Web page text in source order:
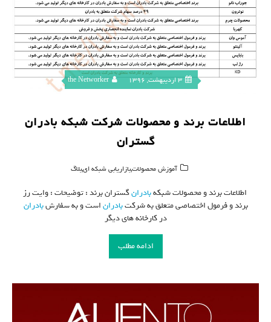
3 اردیبهشت, 1396 the Networker
اطلاعات برند و محصولات شرکت شبکه بادران
گستران
آموزش محصولات,بازاریابی شبکه ای,بلاگ
اطلاعات برند و محصولات شبکهبادرانگستران برند : توضیحات : وایت رز
برند و فرمول اختصاصی متعلق به شرکتبادراناست و به سفارشبادران
در کارخانه های دیگر
ادامه مطلب